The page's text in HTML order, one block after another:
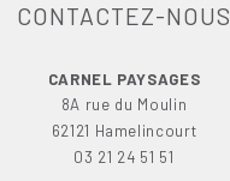
CONTACTEZ-NOUS
CARNEL PAYSAGES
8A rue du Moulin
62121 Hamelincourt
03 21 24 51 51